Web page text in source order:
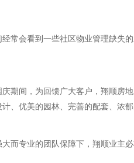
常会看到一些社区物业管理缺失
期间，为回馈广大客户，翔顺房
、优美的园林、完善的配套、浓
而专业的团队保障下，翔顺业主